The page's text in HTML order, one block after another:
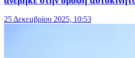
25 Δεκεμβρίου 2025, 10:53